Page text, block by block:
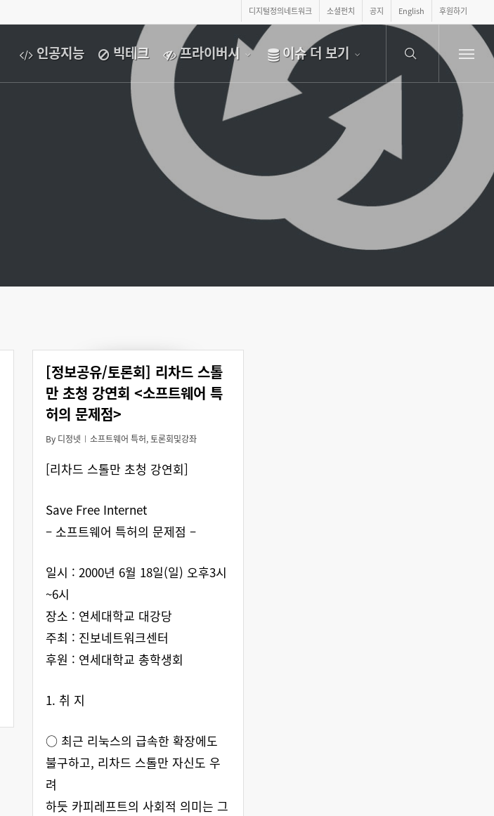
디지털정의네트워크 소셜펀치 공지 English 후원하기
인공지능 빅테크 프라이버시 이슈 더 보기
search
Menu
[정보공유/토론회] 리차드 스톨
만 초청 강연회 <소프트웨어 특
허의 문제점>
By 디정넷 소프트웨어 특허, 토론회및강좌
[리차드 스톨만 초청 강연회]
Save Free Internet
– 소프트웨어 특허의 문제점 –
일시 : 2000년 6월 18일(일) 오후3시
~6시
장소 : 연세대학교 대강당
주최 : 진보네트워크센터
후원 : 연세대학교 총학생회
1. 취 지
○ 최근 리눅스의 급속한 확장에도
불구하고, 리차드 스톨만 자신도 우
려
하듯 카피레프트의 사회적 의미는 그